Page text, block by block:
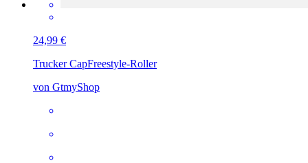
24,99 €
Trucker CapFreestyle-Roller
von GtmyShop